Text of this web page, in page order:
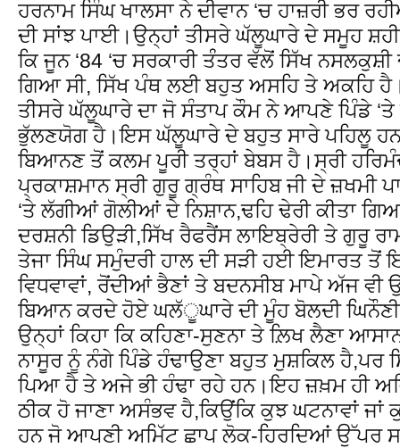
ਹਰਨਾਮ ਸਿੰਘ ਖਾਲਸਾ ਨੇ ਦੀਵਾਨ ‘ਚ ਹਾਜ਼ਰੀ ਭਰ
ਦੀ ਸਾਂਝ ਪਾਈ।ਉਨ੍ਹਾਂ ਤੀਸਰੇ ਘੱਲੂਘਾਰੇ ਦੇ ਸਮੂਹ
ਕਿ ਜੂਨ ‘84 ‘ਚ ਸਰਕਾਰੀ ਤੰੰਤਰ ਵੱਲੋਂ ਸਿੱਖ ਨਸਲਕੁਸ਼ੀ
ਗਿਆ ਸੀ, ਸਿੱਖ ਪੰਥ ਲਈ ਬਹੁਤ ਅਸਹਿ ਤੇ ਅਕਹਿ
ਤੀਸਰੇ ਘੱਲੂਘਾਰੇ ਦਾ ਜੋ ਸੰਤਾਪ ਕੌਮ ਨੇ ਆਪਣੇ ਪਿੰਡੇ
ਭੁੱਲਣਯੋਗ ਹੈ।ਇਸ ਘੱਲੂਘਾਰੇ ਦੇ ਬਹੁਤ ਸਾਰੇ ਪਹਿਲੂ ਹਨ,
ਬਿਆਨਣ ਤੋਂ ਕਲਮ ਪੂਰੀ ਤਰ੍ਹਾਂ ਬੇਬਸ ਹੈ।ਸ੍ਰੀ
ਪ੍ਰਕਾਸ਼ਮਾਨ ਸ੍ਰੀ ਗੁਰੂ ਗ੍ਰੰਥ ਸਾਹਿਬ ਜੀ ਦੇ ਜ਼ਖਮੀ
‘ਤੇ ਲੱਗੀਆਂ ਗੋਲੀਆਂ ਦੇ ਨਿਸ਼ਾਨ,ਢਹਿ ਢੇਰੀ ਕੀਤਾ
ਦਰਸ਼ਨੀ ਡਿਉੜੀ,ਸਿੱਖ ਰੈਫਰੈਂਸ ਲਾਇਬ੍ਰੇਰੀ ਤੇ ਗੁਰੂ
ਤੇਜਾ ਸਿੰਘ ਸਮੁੰਦਰੀ ਹਾਲ ਦੀ ਸੜੀ ਹਈ ਇਮਾਰਤ ਤੋਂ
ਵਿਧਵਾਵਾਂ, ਰੋਂਦੀਆਂ ਭੈਣਾਂ ਤੇ ਬਦਨਸੀਬ ਮਾਪੇ ਅੱਜ ਵੀ
ਬਿਆਨ ਕਰਦੇ ਹੋਏ ਘਲੱੂਘਾਰੇ ਦੀ ਮੂੰਹ ਬੋਲਦੀ
ਉਨ੍ਹਾਂ ਕਿਹਾ ਕਿ ਕਹਿਣਾ-ਸੁਣਨਾ ਤੇ ਲ਼ਿਖ ਲੈਣਾ
ਨਾਸੂਰ ਨੂੰ ਨੰਗੇ ਪਿੰਡੇ ਹੰਢਾਉਣਾ ਬਹੁਤ ਮੁਸ਼ਕਿਲ ਹੈ,ਪਰ
ਪਿਆ ਹੈ ਤੇ ਅਜੇ ਭੀ ਹੰਢਾ ਰਹੇ ਹਨ।ਇਹ ਜ਼ਖ਼ਮ ਹੀ
ਠੀਕ ਹੋ ਜਾਣਾ ਅਸੰਭਵ ਹੈ,ਕਿਉਂਕਿ ਕੁਝ ਘਟਨਾਵਾਂ ਜਾਂ
ਹਨ ਜੋ ਆਪਣੀ ਅਮਿੱਟ ਛਾਪ ਲੋਕ-ਹਿਰਦਿਆਂ ਉੱਪਰ